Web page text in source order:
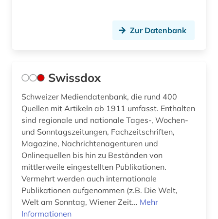
Zur Datenbank
Swissdox
Schweizer Mediendatenbank, die rund 400
Quellen mit Artikeln ab 1911 umfasst. Enthalten
sind regionale und nationale Tages-, Wochen-
und Sonntagszeitungen, Fachzeitschriften,
Magazine, Nachrichtenagenturen und
Onlinequellen bis hin zu Beständen von
mittlerweile eingestellten Publikationen.
Vermehrt werden auch internationale
Publikationen aufgenommen (z.B. Die Welt,
Welt am Sonntag, Wiener Zeit... Mehr
Informationen